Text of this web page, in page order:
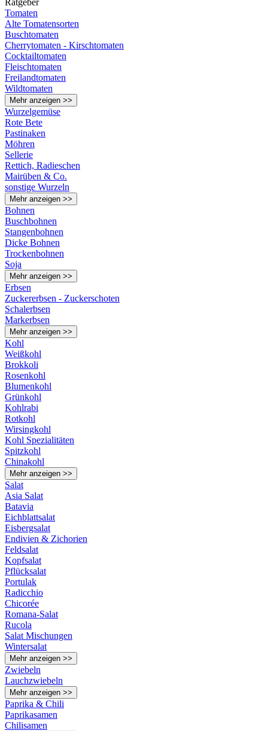
Ratgeber
Tomaten
Alte Tomatensorten
Buschtomaten
Cherrytomaten - Kirschtomaten
Cocktailtomaten
Fleischtomaten
Freilandtomaten
Wildtomaten
Mehr anzeigen >>
Wurzelgemüse
Rote Bete
Pastinaken
Möhren
Sellerie
Rettich, Radieschen
Mairüben & Co.
sonstige Wurzeln
Mehr anzeigen >>
Bohnen
Buschbohnen
Stangenbohnen
Dicke Bohnen
Trockenbohnen
Soja
Mehr anzeigen >>
Erbsen
Zuckererbsen - Zuckerschoten
Schalerbsen
Markerbsen
Mehr anzeigen >>
Kohl
Weißkohl
Brokkoli
Rosenkohl
Blumenkohl
Grünkohl
Kohlrabi
Rotkohl
Wirsingkohl
Kohl Spezialitäten
Spitzkohl
Chinakohl
Mehr anzeigen >>
Salat
Asia Salat
Batavia
Eichblattsalat
Eisbergsalat
Endivien & Zichorien
Feldsalat
Kopfsalat
Pflücksalat
Portulak
Radicchio
Chicorée
Romana-Salat
Rucola
Salat Mischungen
Wintersalat
Mehr anzeigen >>
Zwiebeln
Lauchzwiebeln
Mehr anzeigen >>
Paprika & Chili
Paprikasamen
Chilisamen